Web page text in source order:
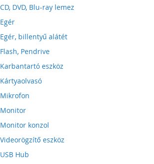
CD, DVD, Blu-ray lemez
Egér
Egér, billentyű alátét
Flash, Pendrive
Karbantartó eszköz
Kártyaolvasó
Mikrofon
Monitor
Monitor konzol
Videorögzítő eszköz
USB Hub